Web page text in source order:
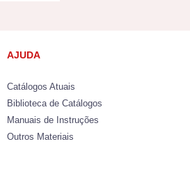
AJUDA
Catálogos Atuais
Biblioteca de Catálogos
Manuais de Instruções
Outros Materiais